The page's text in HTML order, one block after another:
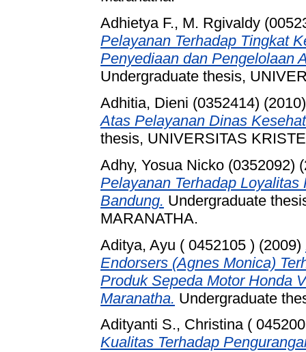
Adhietya F., M. Rgivaldy
Pelayanan Terhadap Tingkat
Penyediaan dan Pengelolaan
Undergraduate thesis,
Adhitia, Dieni (0352414)
Atas Pelayanan Dinas
thesis, UNIVERSITAS
Adhy, Yosua Nicko (0352092)
Pelayanan Terhadap
Bandung. Undergraduate
MARANATHA.
Aditya, Ayu ( 0452105 ) (2009)
Endorsers (Agnes Monica)
Produk Sepeda Motor Honda
Maranatha. Undergraduate
Adityanti S., Christina (
Kualitas Terhadap